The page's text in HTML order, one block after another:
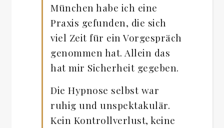
München habe ich eine
Praxis gefunden, die sich
viel Zeit für ein Vorgespräch
genommen hat. Allein das
hat mir Sicherheit gegeben.
Die Hypnose selbst war
ruhig und unspektakulär.
Kein Kontrollverlust, keine